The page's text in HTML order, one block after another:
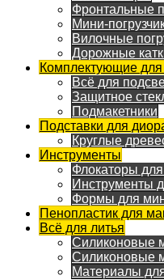
Фронтальные
Мини-
Вилочные
Дорожные
Комплектующие для
Всё для
Защитное
Подмакетники
Подставки для
Круглые
Инструменты
Флокаторы
Инструменты
Формы для
Пенопластик для
Всё для литья
Силиконовые
Силиконовые
Материалы